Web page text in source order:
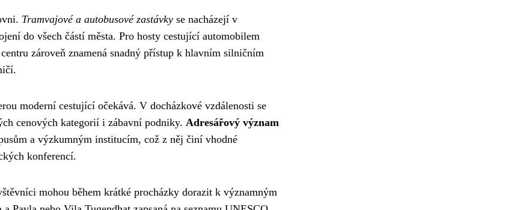
Tramvajové a autobusové zastávky se nacházejí v
do všech částí města. Pro hosty cestující automobilem
zároveň znamená snadný přístup k hlavním silničním
moderní cestující očekává. V docházkové vzdálenosti se
cenových kategorií i zábavní podniky. Adresářový význam
a výzkumným institucím, což z něj činí vhodné
konferencí.
mohou během krátké procházky dorazit k významným